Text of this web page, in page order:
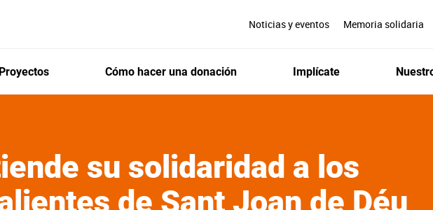
Noticias y eventos Memoria solidaria
Proyectos Cómo hacer una donación Implícate
su solidaridad a los
de Sant Joan de Déu